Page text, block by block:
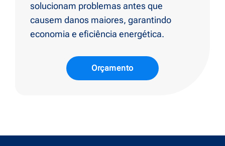
solucionam problemas antes que
causem danos maiores, garantindo
economia e eficiência energética.
Orçamento